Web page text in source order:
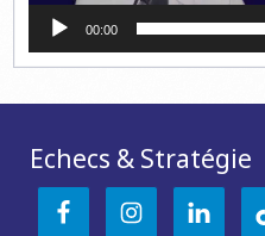
00:00
Echecs & Stratégie